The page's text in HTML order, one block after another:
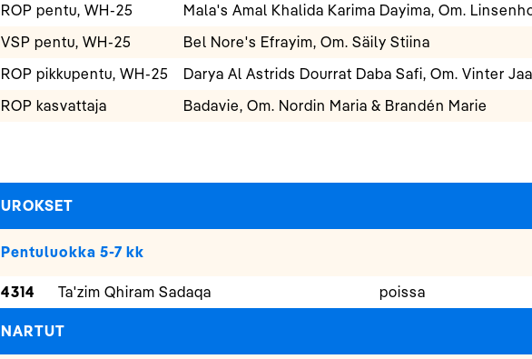
ROP pentu, WH-25
Mala's Amal Khalida Karima Dayima, Om.
VSP pentu, WH-25
Bel Nore's Efrayim, Om. Säily Stiina
ROP pikkupentu, WH-25
Darya Al Astrids Dourrat Daba Safi, Om. Vinter
ROP kasvattaja
Badavie, Om. Nordin Maria & Brandén Marie
UROKSET
Pentuluokka 5-7 kk
4314 Ta'zim Qhiram Sadaqa poissa
NARTUT